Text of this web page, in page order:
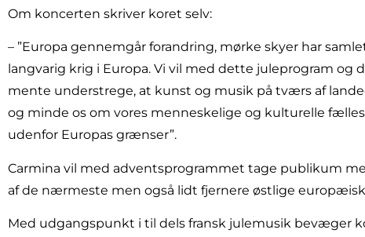
Om koncerten skriver koret selv:
– ”Europa gennemgår forandring, mørke skyer har
langvarig krig i Europa. Vi vil med dette juleprogram og
mente understrege, at kunst og musik på tværs af
og minde os om vores menneskelige og kulturelle
udenfor Europas grænser”.
Carmina vil med adventsprogrammet tage publikum
af de nærmeste men også lidt fjernere østlige
Med udgangspunkt i til dels fransk julemusik bevæger